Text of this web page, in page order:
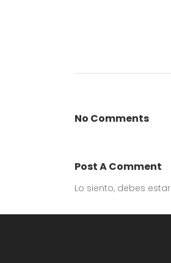
No Comments
Post A Comment
Lo siento, debes estar